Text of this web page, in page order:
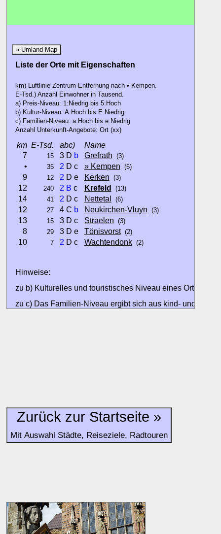
» Umland-Map
Liste der Orte mit Eigenschaften
km) Luftlinie Zentrum-Entfernung nach • Kempen.
E-Tsd.) Anzahl Einwohner in Tausend.
a) Preis-Niveau: 1:Niedrig bis 5:Hoch
b) Kultur-Niveau: A:Hoch bis E:Niedrig
c) Familien-Niveau: a:Hoch bis e:Niedrig
Anzahl Unterkunft-Angebote: Ort (xx)
km E-Tsd. abc)
Name
7
15 3 D b Grefrath (3)
• 35 2 D c » Kempen (5)
9 12 2 D e Kerken (3)
12 240 2 B c Krefeld (13)
14 41 2 D c Nettetal (6)
12 27 4 C b Neukirchen-Vluyn (3)
13 15 3 D c Straelen (3)
8 29 3 D e Tönisvorst (2)
10 7 2 D c Wachtendonk (2)
Hinweise:
zu b) Kulturelles und touristisches Niveau eines Ortes
zu c) Das Familien-Niveau ergibt sich aus kind- und
Zurück zur Startseite »
Mit Auswahl Städte, Reiseziele, Radtouren